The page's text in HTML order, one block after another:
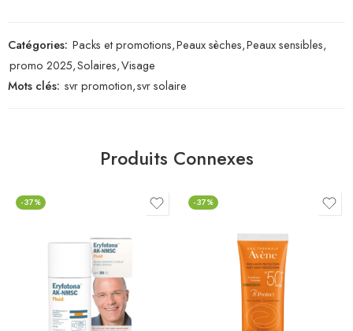
Catégories: Packs et promotions,Peaux sèches,Peaux sensibles,
promo 2025,Solaires,Visage
Mots clés: svr promotion,svr solaire
Produits Connexes
-37% -37%